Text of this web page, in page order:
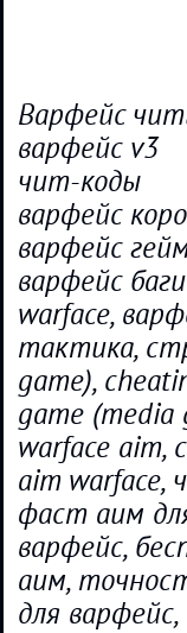
Варфейс
варфейс v3
чит-коды
варфейс
варфейс
варфейс баги
warface,
тактика,
game),
game
warface aim,
aim warface,
фаст аим
варфейс,
аим,
для